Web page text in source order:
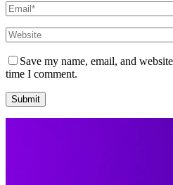
Save my name, email, and
time I comment.